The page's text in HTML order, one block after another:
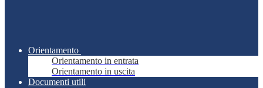
Orientamento
Orientamento in entrata
Orientamento in uscita
Documenti utili